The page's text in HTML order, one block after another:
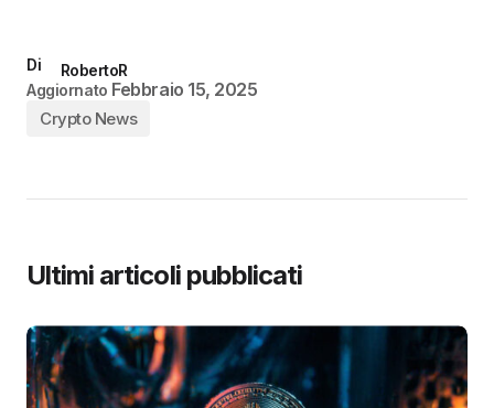
Di
RobertoR
Aggiornato Febbraio 15, 2025
Crypto News
Ultimi articoli pubblicati